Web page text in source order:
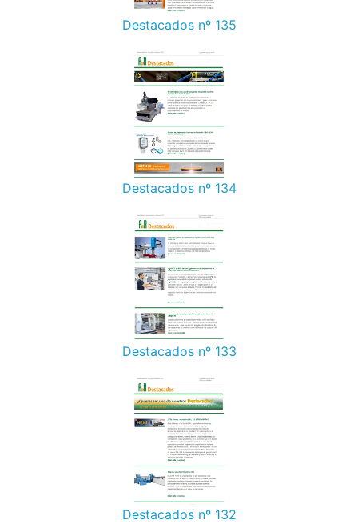
Destacados nº 135
Destacados nº 134
Destacados nº 133
Destacados nº 132